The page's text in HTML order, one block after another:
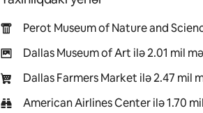
Perot Museum of Nature and
Dallas Museum of Art ilə 2.01 mil
Dallas Farmers Market ilə 2.47 mil
American Airlines Center ilə 1.70